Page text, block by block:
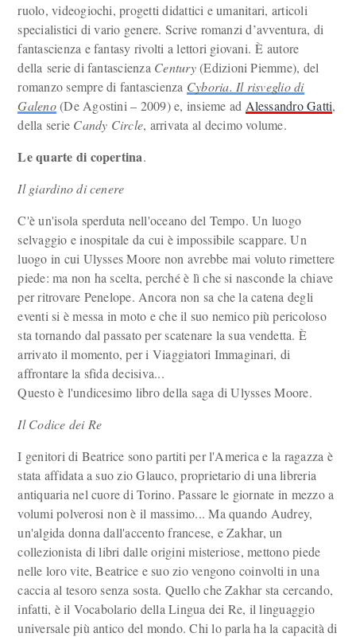
ruolo, videogiochi, progetti didattici e umanitari, articoli
specialistici di vario genere. Scrive romanzi d’avventura, di
fantascienza e fantasy rivolti a lettori giovani. È autore
della serie di fantascienza Century(Edizioni Piemme), del
romanzo sempre di fantascienza Cyboria. Il risveglio di
Galeno(De Agostini – 2009) e, insieme ad Alessandro Gatti,
della serie Candy Circle, arrivata al decimo volume.
Le quarte di copertina.
Il giardino di cenere
C'è un'isola sperduta nell'oceano del Tempo. Un luogo
selvaggio e inospitale da cui è impossibile scappare. Un
luogo in cui Ulysses Moore non avrebbe mai voluto rimettere
piede: ma non ha scelta, perché è lì che si nasconde la chiave
per ritrovare Penelope. Ancora non sa che la catena degli
eventi si è messa in moto e che il suo nemico più pericoloso
sta tornando dal passato per scatenare la sua vendetta. È
arrivato il momento, per i Viaggiatori Immaginari, di
affrontare la sfida decisiva...
Questo è l'undicesimo libro della saga di Ulysses Moore.
Il Codice dei Re
I genitori di Beatrice sono partiti per l'America e la ragazza è
stata affidata a suo zio Glauco, proprietario di una libreria
antiquaria nel cuore di Torino. Passare le giornate in mezzo a
volumi polverosi non è il massimo... Ma quando Audrey,
un'algida donna dall'accento francese, e Zakhar, un
collezionista di libri dalle origini misteriose, mettono piede
nelle loro vite, Beatrice e suo zio vengono coinvolti in una
caccia al tesoro senza sosta. Quello che Zakhar sta cercando,
infatti, è il Vocabolario della Lingua dei Re, il linguaggio
universale più antico del mondo. Chi lo parla ha la capacità di